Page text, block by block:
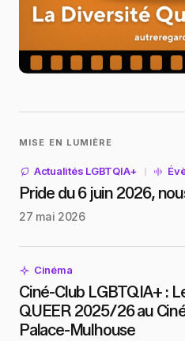
MISE EN LUMIÈRE
Actualités LGBTQIA+
Pride du 6 juin 2026,
27 mai 2026
Cinéma
Ciné-Club LGBTQIA+ :
QUEER 2025/26 au
Palace-Mulhouse